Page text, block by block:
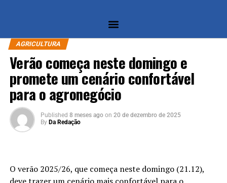
AGRICULTURA
Verão começa neste domingo e
promete um cenário confortável
para o agronegócio
Published 8 meses ago on 20 de dezembro de 2025
By Da Redação
O verão 2025/26, que começa neste domingo (21.12),
deve trazer um cenário mais confortável para o